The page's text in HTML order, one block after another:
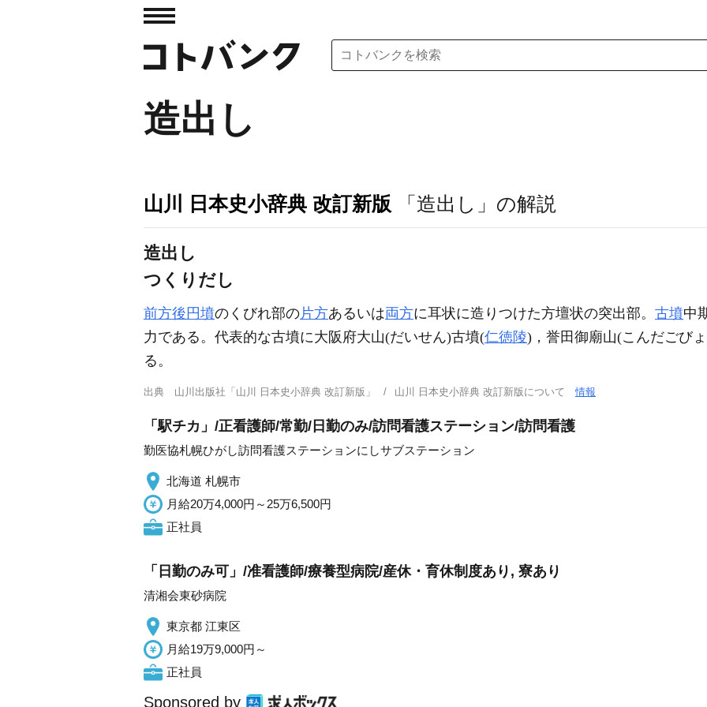
造出し
山川 日本史小辞典 改訂新版 「造出し」の解説
造出し
つくりだし
前方後円墳のくびれ部の片方あるいは両方に耳状に造りつけた方壇状の突出部。 古墳中
力である。代表的な古墳に大阪府大山(だいせん)古墳(仁徳陵)，誉田御廟山(こんだごび
る。
出典 山川出版社「山川 日本史小辞典 改訂新版」 山川 日本史小辞典 改訂新版について情報
「駅チカ」/正看護師/常勤/日勤のみ/訪問看護ステーション/訪問看護
勤医協札幌ひがし訪問看護ステーションにしサブステーション
北海道 札幌市
月給20万4,000円～25万6,500円
正社員
「日勤のみ可」/准看護師/療養型病院/産休・育休制度あり, 寮あり
清湘会東砂病院
東京都 江東区
月給19万9,000円～
正社員
Sponsored by